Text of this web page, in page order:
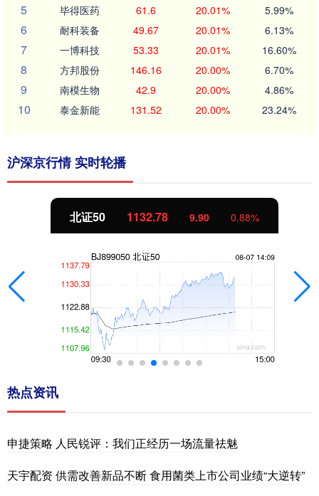
5 毕得医药 61.6 20.01% 5.99%
6 耐科装备 49.67 20.01% 6.13%
7 一博科技 53.33 20.01% 16.60%
8 方邦股份 146.16 20.00% 6.70%
9 南模生物 42.9 20.00% 4.86%
10 泰金新能 131.52 20.00% 23.24%
沪深京行情 实时轮播
北证50 1132.78 9.90 0.88%
热点资讯
申捷策略 人民锐评：我们正经历一场流量祛魅
天宇配资 供需改善新品不断 食用菌类上市公司业绩“大逆转”